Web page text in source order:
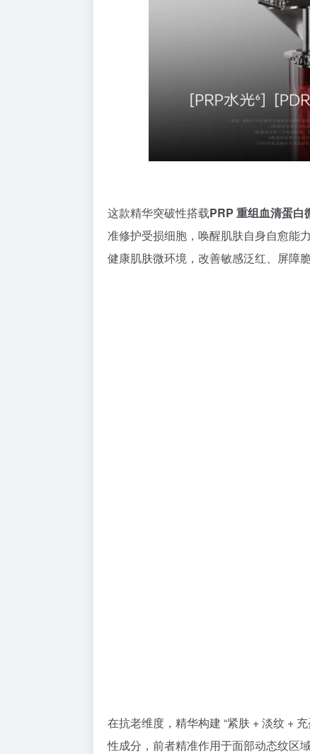
这款精华突破性搭载PRP 重组血清蛋白
准修护受损细胞，唤醒肌肤自身自愈能
健康肌肤微环境，改善敏感泛红、屏障
在抗老维度，精华构建 “紧肤 + 淡纹 +
性成分，前者精准作用于面部动态纹区